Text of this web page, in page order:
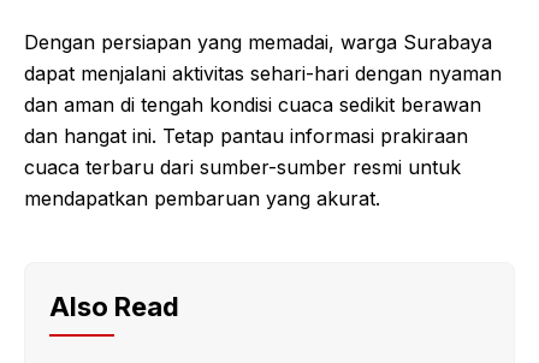
Dengan persiapan yang memadai, warga Surabaya
dapat menjalani aktivitas sehari-hari dengan nyaman
dan aman di tengah kondisi cuaca sedikit berawan
dan hangat ini. Tetap pantau informasi prakiraan
cuaca terbaru dari sumber-sumber resmi untuk
mendapatkan pembaruan yang akurat.
Also Read